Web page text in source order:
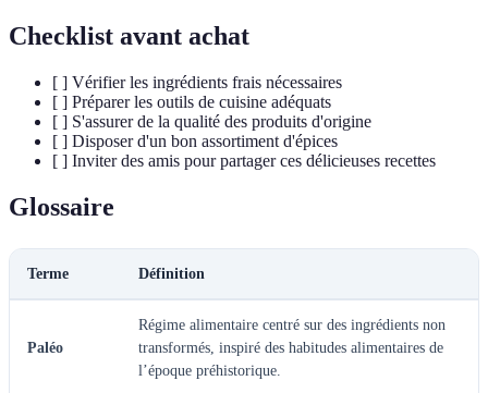
Checklist avant achat
[ ] Vérifier les ingrédients frais nécessaires
[ ] Préparer les outils de cuisine adéquats
[ ] S'assurer de la qualité des produits d'origine
[ ] Disposer d'un bon assortiment d'épices
[ ] Inviter des amis pour partager ces délicieuses recettes
Glossaire
Terme Définition
Paléo
Régime alimentaire centré sur des ingrédients non
transformés, inspiré des habitudes alimentaires de
l’époque préhistorique.